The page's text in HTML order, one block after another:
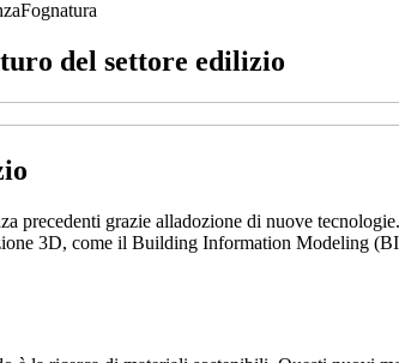
Fognatura
del settore edilizio
precedenti grazie alladozione di nuove
3D, come il Building Information Modeling